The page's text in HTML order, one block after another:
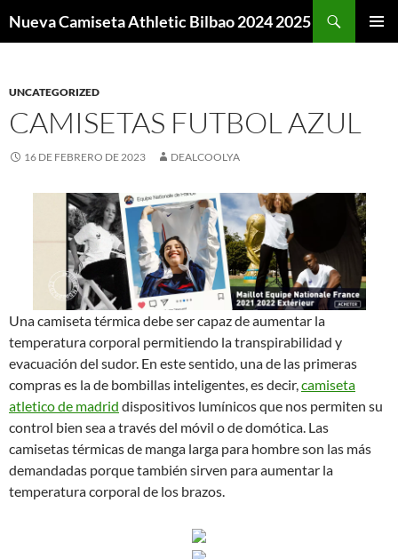
Nueva Camiseta Athletic Bilbao 2024 2025
UNCATEGORIZED
CAMISETAS FUTBOL AZUL
16 DE FEBRERO DE 2023 DEALCOOLYA
Una camiseta térmica debe ser capaz de aumentar la
temperatura corporal permitiendo la transpirabilidad y
evacuación del sudor. En este sentido, una de las primeras
compras es la de bombillas inteligentes, es decir,camiseta
atletico de madrid dispositivos lumínicos que nos permiten su
control bien sea a través del móvil o de domótica. Las
camisetas térmicas de manga larga para hombre son las más
demandadas porque también sirven para aumentar la
temperatura corporal de los brazos.